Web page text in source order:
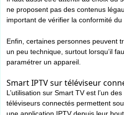
ne proposent pas des contenus
important de vérifier la conformité du
Enfin, certaines personnes peuvent
un peu technique, surtout lorsqu’il
paramétrer un appareil.
Smart IPTV sur téléviseur
L’utilisation sur Smart TV est l’un
téléviseurs connectés permettent